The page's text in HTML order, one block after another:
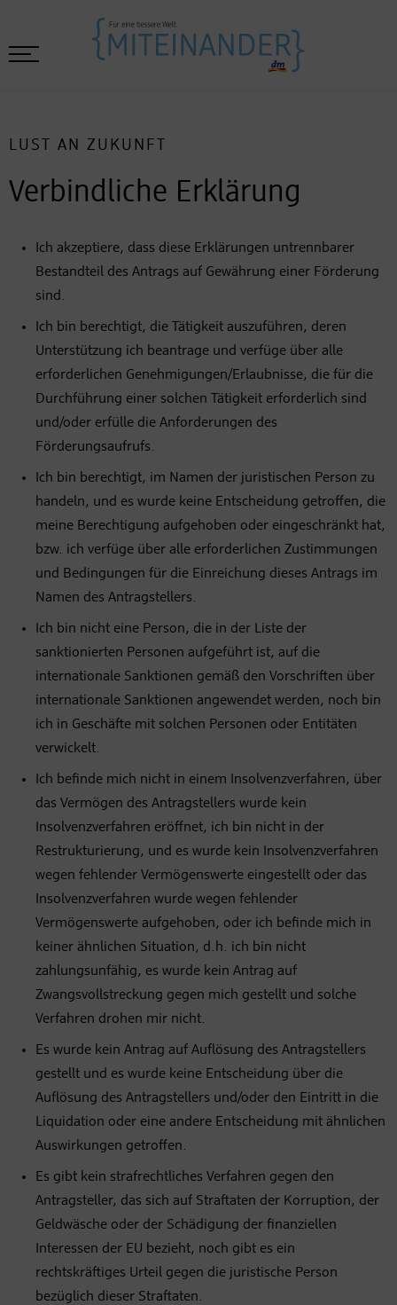
LUST AN ZUKUNFT
Verbindliche Erklärung
Ich akzeptiere, dass diese Erklärungen untrennbarer
Bestandteil des Antrags auf Gewährung einer Förderung
sind.
Ich bin berechtigt, die Tätigkeit auszuführen, deren
Unterstützung ich beantrage und verfüge über alle
erforderlichen Genehmigungen/Erlaubnisse, die für die
Durchführung einer solchen Tätigkeit erforderlich sind
und/oder erfülle die Anforderungen des
Förderungsaufrufs.
Ich bin berechtigt, im Namen der juristischen Person zu
handeln, und es wurde keine Entscheidung getroffen, die
meine Berechtigung aufgehoben oder eingeschränkt hat,
bzw. ich verfüge über alle erforderlichen Zustimmungen
und Bedingungen für die Einreichung dieses Antrags im
Namen des Antragstellers.
Ich bin nicht eine Person, die in der Liste der
sanktionierten Personen aufgeführt ist, auf die
internationale Sanktionen gemäß den Vorschriften über
internationale Sanktionen angewendet werden, noch bin
ich in Geschäfte mit solchen Personen oder Entitäten
verwickelt.
Ich befinde mich nicht in einem Insolvenzverfahren, über
das Vermögen des Antragstellers wurde kein
Insolvenzverfahren eröffnet, ich bin nicht in der
Restrukturierung, und es wurde kein Insolvenzverfahren
wegen fehlender Vermögenswerte eingestellt oder das
Insolvenzverfahren wurde wegen fehlender
Vermögenswerte aufgehoben, oder ich befinde mich in
keiner ähnlichen Situation, d.h. ich bin nicht
zahlungsunfähig, es wurde kein Antrag auf
Zwangsvollstreckung gegen mich gestellt und solche
Verfahren drohen mir nicht.
Es wurde kein Antrag auf Auflösung des Antragstellers
gestellt und es wurde keine Entscheidung über die
Auflösung des Antragstellers und/oder den Eintritt in die
Liquidation oder eine andere Entscheidung mit ähnlichen
Auswirkungen getroffen.
Es gibt kein strafrechtliches Verfahren gegen den
Antragsteller, das sich auf Straftaten der Korruption, der
Geldwäsche oder der Schädigung der finanziellen
Interessen der EU bezieht, noch gibt es ein
rechtskräftiges Urteil gegen die juristische Person
bezüglich dieser Straftaten.